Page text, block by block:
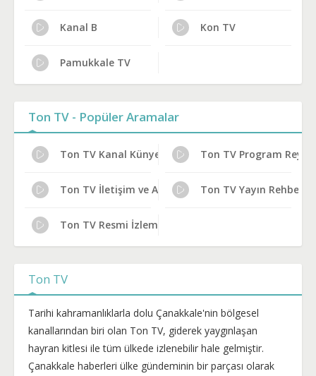
Kanal B Kon TV
Pamukkale TV
Ton TV - Popüler Aramalar
Ton TV Kanal Künyesi Ton TV Program
Ton TV İletişim ve Adres Ton TV Yayın Rehberi
Ton TV Resmi İzleme Yolları
Ton TV
Tarihi kahramanlıklarla dolu Çanakkale'nin bölgesel
kanallarından biri olan Ton TV, giderek yaygınlaşan
hayran kitlesi ile tüm ülkede izlenebilir hale gelmiştir.
Çanakkale haberleri ülke gündeminin bir parçası olarak